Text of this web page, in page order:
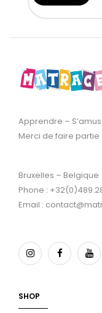
Apprendre –
Merci de faire partie
Bruxelles – Belgique
Phone :
Email :
SHOP